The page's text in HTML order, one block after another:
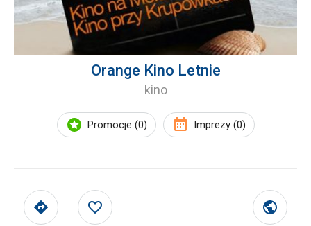
Orange Kino Letnie
kino
Promocje (0) Imprezy (0)